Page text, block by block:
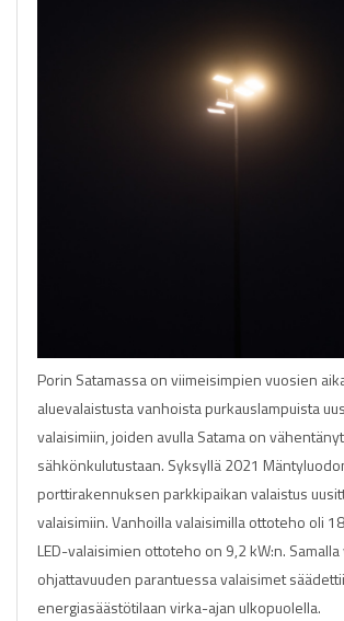
Porin Satamassa on viimeisimpien vuosien
aluevalaistusta vanhoista purkauslampuista
valaisimiin, joiden avulla Satama on vähentänyt
sähkönkulutustaan. Syksyllä 2021
porttirakennuksen parkkipaikan valaistus
valaisimiin. Vanhoilla valaisimilla ottoteho oli
LED-valaisimien ottoteho on 9,2 kW:n.
ohjattavuuden parantuessa valaisimet
energiasäästötilaan virka-ajan ulkopuolella.